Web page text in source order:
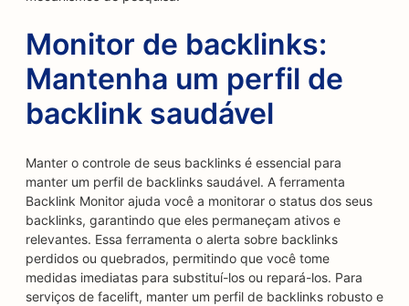
Monitor de backlinks:
Mantenha um perfil de
backlink saudável
Manter o controle de seus backlinks é essencial para
manter um perfil de backlinks saudável. A ferramenta
Backlink Monitor ajuda você a monitorar o status dos seus
backlinks, garantindo que eles permaneçam ativos e
relevantes. Essa ferramenta o alerta sobre backlinks
perdidos ou quebrados, permitindo que você tome
medidas imediatas para substituí-los ou repará-los. Para
serviços de facelift, manter um perfil de backlinks robusto e